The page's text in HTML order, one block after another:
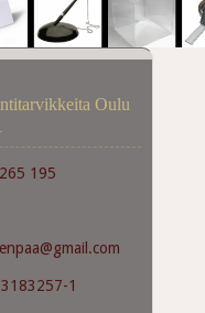
Oulu
195
1